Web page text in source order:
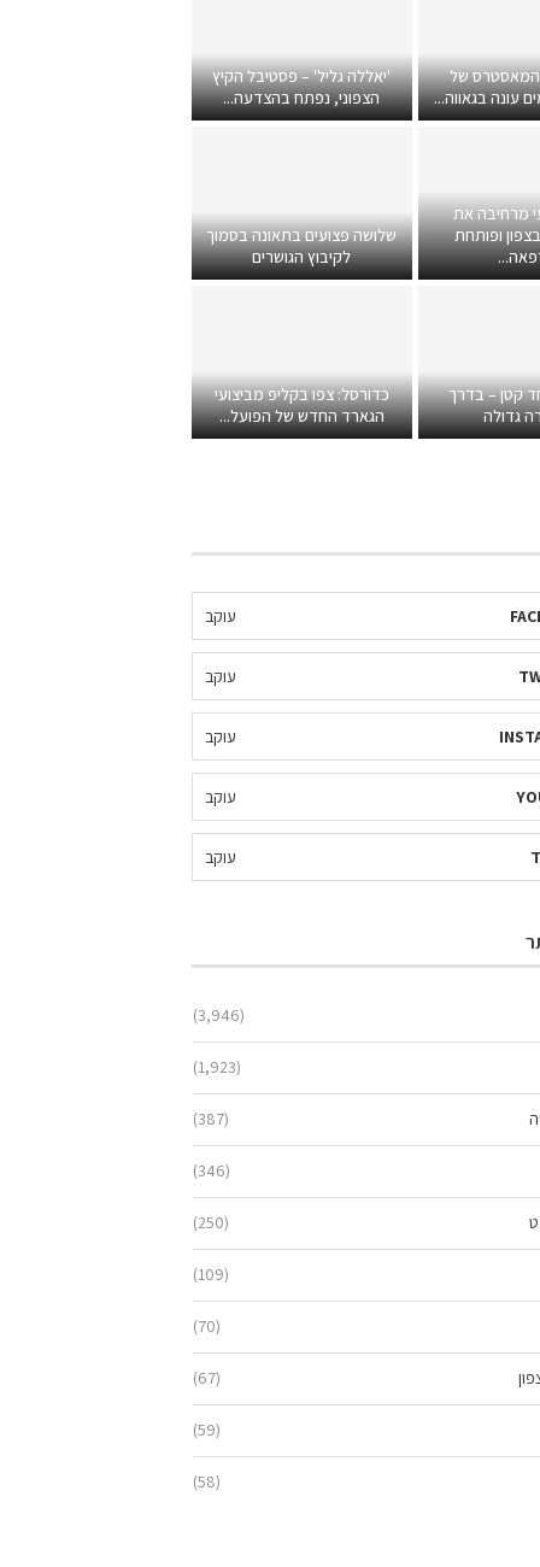
המאסטרס של
עונה בגאווה...
'יאללה גליל' – פסטיבל הקיץ
הצפוני, נפתח בהצדעה...
מרחיבה את
ופותחת
שלושה פצועים בתאונה בסמוך
לקיבוץ הגושרים
קטן – בדרך
גדולה
כדורסל: צפו בקליפ מביצועי
הגארד החדש של הפועל...
עוקב
עוקב
עוקב
עוקב
עוקב
(3,946)
(1,923)
(387)
(346)
(250)
(109)
(70)
(67)
(59)
(58)